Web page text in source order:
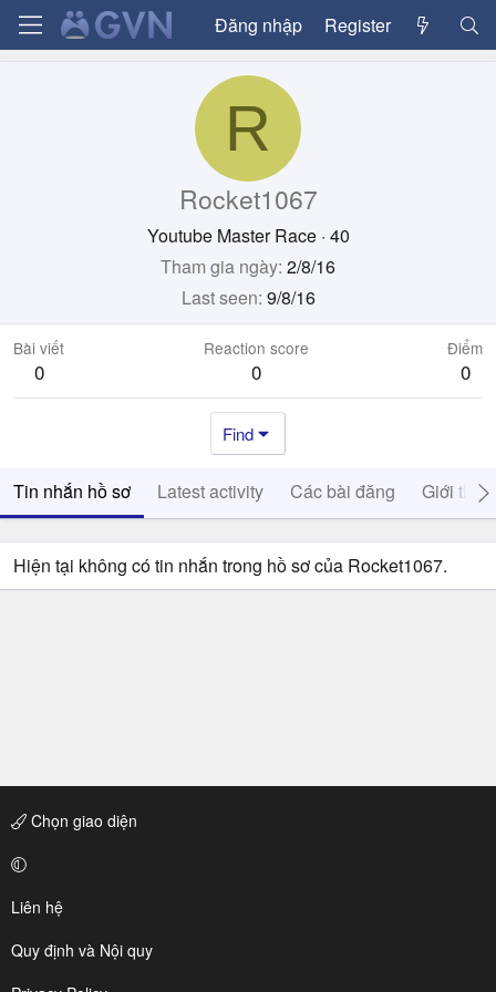
Đăng nhập Register
R
Rocket1067
Youtube Master Race · 40
Tham gia ngày 2/8/16
Last seen 9/8/16
Bài viết
0
Reaction score
0
Điểm
0
Find
Tin nhắn hồ sơ Latest activity Các bài đăng Giới thiệu
Hiện tại không có tin nhắn trong hồ sơ của Rocket1067.
Chọn giao diện
Liên hệ
Quy định và Nội quy